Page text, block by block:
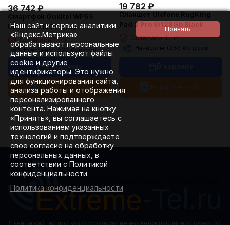
36 742 ₽
Смартфон Oukitel WP55
Ultra 12/512Gb Grey
Осталась 1 шт.
Начислим + бонусов
В корзину
Запрос счета / КП
19 782 ₽
Планшет Ulefone RugKing
Pad 2 Pro 8/128Gb Black
Осталась 1 шт.
Начислим + бонусов
Наш сайт и сервис аналитики
«Яндекс.Метрика»
обрабатывают персональные
данные и используют файлы
cookie и другие
идентификаторы. Это нужно
для функционирования сайта,
анализа работы и отображения
персонализированного
контента. Нажимая на кнопку
«Принять», вы соглашаетесь с
использованием указанных
технологий и подтверждаете
свое согласие на обработку
персональных данных, в
соответствии с Политикой
конфиденциальности.
Политика конфиденциальности